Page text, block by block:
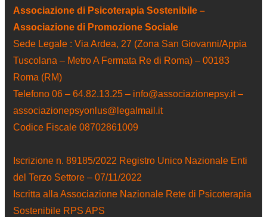
Associazione di Psicoterapia Sostenibile –
Associazione di Promozione Sociale
Sede Legale : Via Ardea, 27 (Zona San Giovanni/Appia
Tuscolana – Metro A Fermata Re di Roma) – 00183
Roma (RM)
Telefono 06 – 64.82.13.25 – info@associazionepsy.it –
associazionepsyonlus@legalmail.it
Codice Fiscale 08702861009
Iscrizione n. 89185/2022 Registro Unico Nazionale Enti
del Terzo Settore – 07/11/2022
Iscritta alla Associazione Nazionale Rete di Psicoterapia
Sostenibile RPS APS